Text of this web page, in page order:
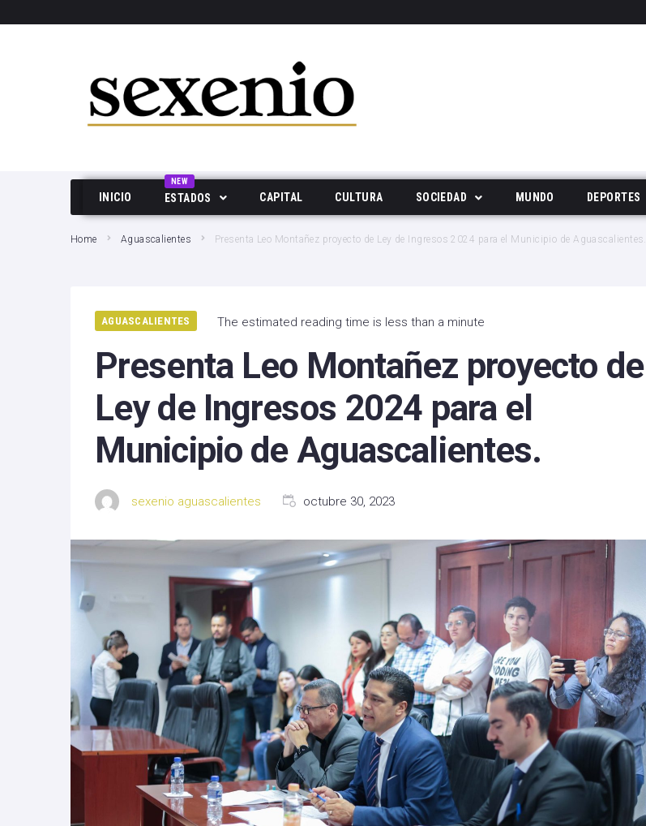
INICIO ESTADOS
NEW
Edo Mex
Hidalgo
Michoacan
Nuevo Leon
Zacatecas
CAPITAL CULTURA SOCIEDAD MUNDO DEPORTES
Home Aguascalientes Presenta Leo Montañez proyecto de Ley de Ingresos 2024 para el Municipio de Aguascalientes.
AGUASCALIENTES The estimated reading time is less than a minute
Presenta Leo Montañez proyecto de
Ley de Ingresos 2024 para el
Municipio de Aguascalientes.
sexenio aguascalientes octubre 30, 2023
SEARCH THIS WEBSITE